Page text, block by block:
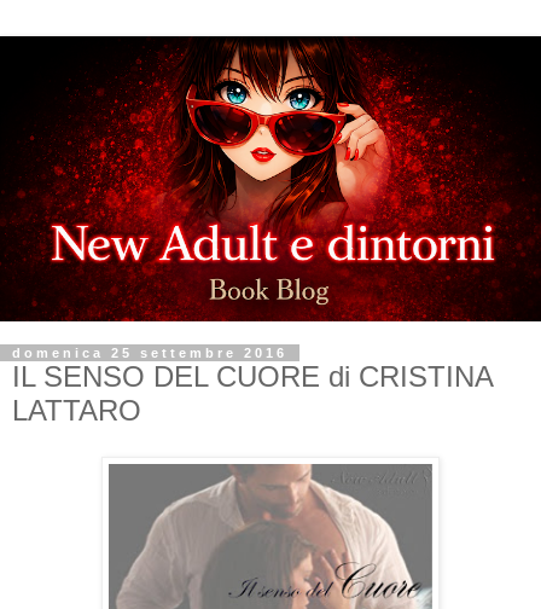
domenica 25 settembre 2016
IL SENSO DEL CUORE di CRISTINA
LATTARO